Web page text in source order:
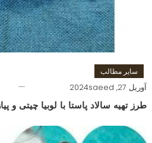
سایر مطالب
آوریل 27, 2024 saeed
طرز تهیه سالاد پاستا با لوبیا چیتی و